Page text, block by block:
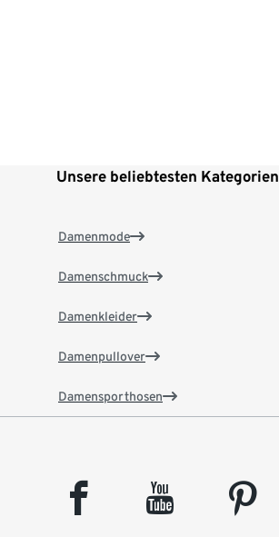
Unsere beliebtesten Kategorien
Damenmode
Damenschmuck
Damenkleider
Damenpullover
Damensporthosen
facebook youtube pinterest